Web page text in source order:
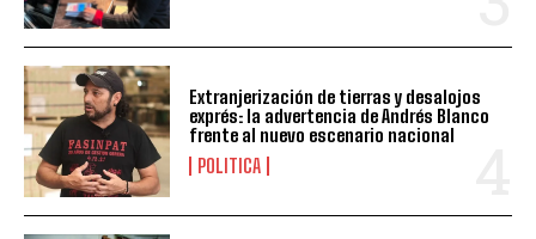
Extranjerización de tierras y desalojos
exprés: la advertencia de Andrés Blanco
frente al nuevo escenario nacional
POLITICA